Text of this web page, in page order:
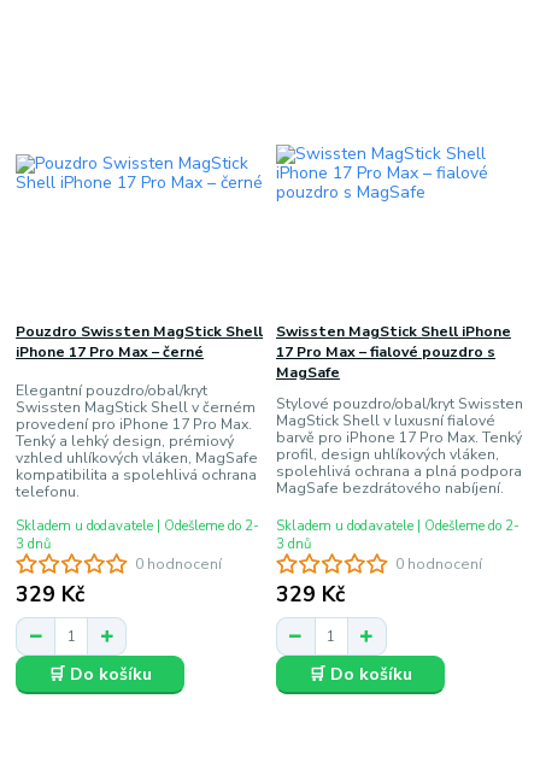
0 hodnocení
Pouzdro Swissten MagStick Shell
iPhone 17 Pro Max – černé
Elegantní pouzdro/obal/kryt
Swissten MagStick Shell v černém
provedení pro iPhone 17 Pro Max.
Tenký a lehký design, prémiový
vzhled uhlíkových vláken, MagSafe
kompatibilita a spolehlivá ochrana
telefonu.
329 Kč
Skladem u dodavatele | Odešleme do 2-
3 dnů
🛒 Do košíku
0 hodnocení
Swissten MagStick Shell iPhone
17 Pro Max – fialové pouzdro s
MagSafe
Stylové pouzdro/obal/kryt Swissten
MagStick Shell v luxusní fialové
barvě pro iPhone 17 Pro Max. Tenký
profil, design uhlíkových vláken,
spolehlivá ochrana a plná podpora
MagSafe bezdrátového nabíjení.
329 Kč
Skladem u dodavatele | Odešleme do 2-
3 dnů
🛒 Do košíku